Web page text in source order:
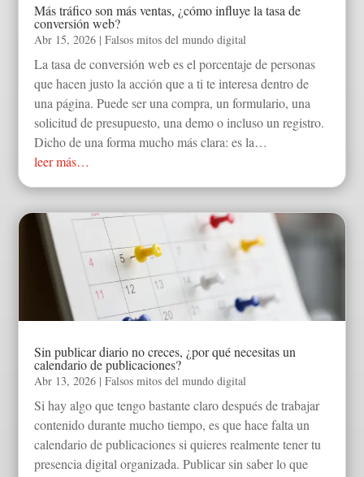
Más tráfico son más ventas, ¿cómo influye la tasa de
conversión web?
Abr 15, 2026 |Falsos mitos del mundo digital
La tasa de conversión web es el porcentaje de personas
que hacen justo la acción que a ti te interesa dentro de
una página. Puede ser una compra, un formulario, una
solicitud de presupuesto, una demo o incluso un registro.
Dicho de una forma mucho más clara: es la…
leer más…
Sin publicar diario no creces, ¿por qué necesitas un
calendario de publicaciones?
Abr 13, 2026 |Falsos mitos del mundo digital
Si hay algo que tengo bastante claro después de trabajar
contenido durante mucho tiempo, es que hace falta un
calendario de publicaciones si quieres realmente tener tu
presencia digital organizada. Publicar sin saber lo que